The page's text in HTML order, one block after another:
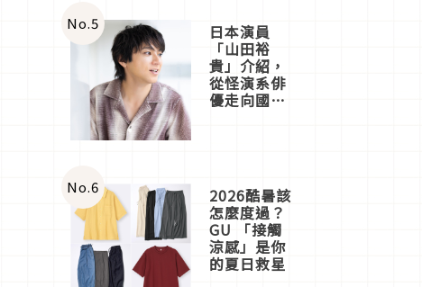
No.5 日本演員
「山田裕
貴」介紹，
從怪演系俳
優走向國民
No.6 2026酷暑該
怎麼度過？
GU 「接觸
涼感」是你
的夏日救星